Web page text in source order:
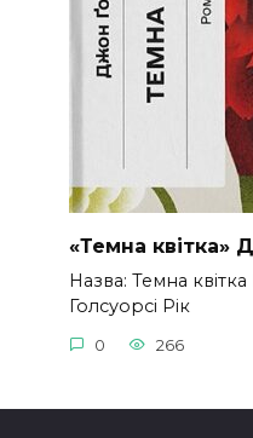
«Темна квітка»
Назва: Темна
Голсуорсі Рік
0 266